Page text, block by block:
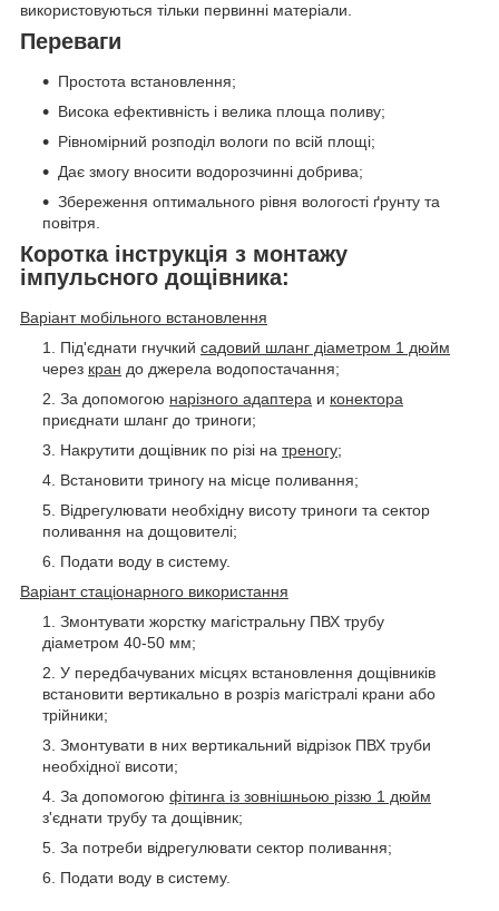
використовуються тільки первинні матеріали.
Переваги
Простота встановлення;
Висока ефективність і велика площа поливу;
Рівномірний розподіл вологи по всій площі;
Дає змогу вносити водорозчинні добрива;
Збереження оптимального рівня вологості ґрунту та
повітря.
Коротка інструкція з монтажу
імпульсного дощівника:
Варіант мобільного встановлення
Під'єднати гнучкий садовий шланг діаметром 1 дюйм
через кран до джерела водопостачання;
За допомогою нарізного адаптера и конектора
приєднати шланг до триноги;
Накрутити дощівник по різі на треногу;
Встановити триногу на місце поливання;
Відрегулювати необхідну висоту триноги та сектор
поливання на дощовителі;
Подати воду в систему.
Варіант стаціонарного використання
Змонтувати жорстку магістральну ПВХ трубу
діаметром 40-50 мм;
У передбачуваних місцях встановлення дощівників
встановити вертикально в розріз магістралі крани або
трійники;
Змонтувати в них вертикальний відрізок ПВХ труби
необхідної висоти;
За допомогою фітинга із зовнішньою різзю 1 дюйм
з'єднати трубу та дощівник;
За потреби відрегулювати сектор поливання;
Подати воду в систему.